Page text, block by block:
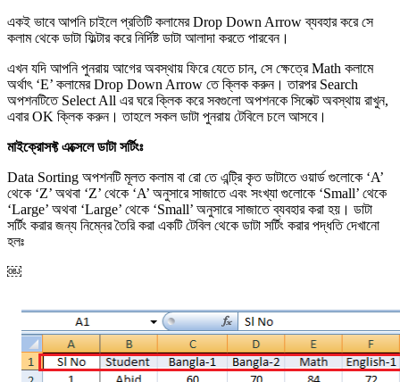
একই ভাবে আপনি চাইলে প্রতিটি কলামের Drop Down Arrow ব্যবহার করে সে
কলাম থেকে ডাটা ফিল্টার করে নির্দিষ্ট ডাটা আলাদা করতে পারবেন।
এখন যদি আপনি পুনরায় আগের অবস্থায় ফিরে যেতে চান, সে ক্ষেত্রে Math কলামে
অর্থাৎ ‘E’ কলামের Drop Down Arrow তে ক্লিক করুন। তারপর Search
অপশনটিতে Select All এর ঘরে ক্লিক করে সবগুলো অপশনকে সিলেক্ট অবস্থায় রাখুন,
এবার OK ক্লিক করুন। তাহলে সকল ডাটা পুনরায় টেবিলে চলে আসবে।
মাইক্রোসফ্ট এক্সেলে ডাটা সর্টিংঃ
Data Sorting অপশনটি মূলত কলাম বা রো তে এন্ট্রি কৃত ডাটাতে ওয়ার্ড গুলোকে ‘A’
থেকে ‘Z’ অথবা ‘Z’ থেকে ‘A’ অনুসারে সাজাতে এবং সংখ্যা গুলোকে ‘Small’ থেকে
‘Large’ অথবা ‘Large’ থেকে ‘Small’ অনুসারে সাজাতে ব্যবহার করা হয়। ডাটা
সর্টিং করার জন্য নিম্নের তৈরি করা একটি টেবিল থেকে ডাটা সর্টিং করার পদ্ধতি দেখানো
হলঃ
￼